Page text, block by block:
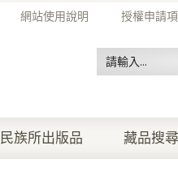
網站使用說明 授權申請項
民族所出版品 藏品搜尋